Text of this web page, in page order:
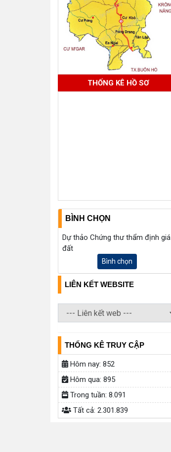
THỐNG KÊ HỒ SƠ
BÌNH CHỌN
Dự thảo Chứng thư thẩm định giá
đất
Bình chọn
LIÊN KẾT WEBSITE
THỐNG KÊ TRUY CẬP
Hôm nay: 852
Hôm qua: 895
Trong tuần: 8.091
Tất cả: 2.301.839